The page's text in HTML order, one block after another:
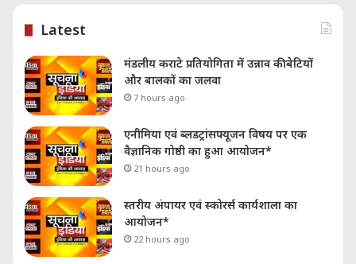
Latest
मंडलीय कराटे प्रतियोगिता में उन्नाव की बेटियों
और बालकों का जलवा
7 hours ago
एनीमिया एवं ब्लडट्रांसफ्यूजन विषय पर एक
वैज्ञानिक गोष्ठी का हुआ आयोजन*
21 hours ago
स्तरीय अंपायर एवं स्कोरर्स कार्यशाला का
आयोजन*
22 hours ago